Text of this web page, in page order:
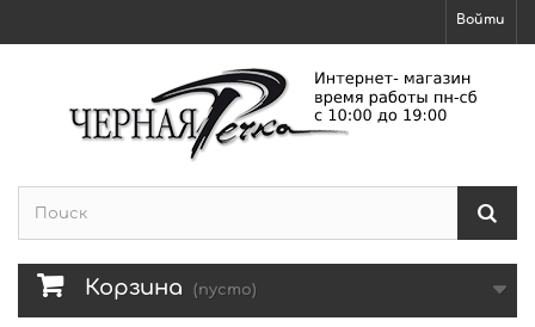
Войти
Корзина (пусто)